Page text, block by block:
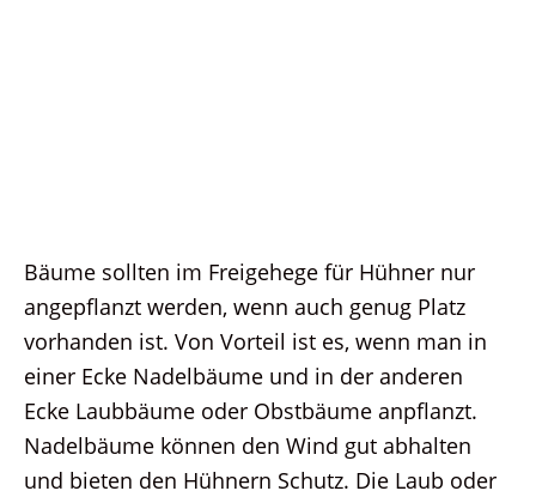
Bäume sollten im Freigehege für Hühner nur
angepflanzt werden, wenn auch genug Platz
vorhanden ist. Von Vorteil ist es, wenn man in
einer Ecke Nadelbäume und in der anderen
Ecke Laubbäume oder Obstbäume anpflanzt.
Nadelbäume können den Wind gut abhalten
und bieten den Hühnern Schutz. Die Laub oder